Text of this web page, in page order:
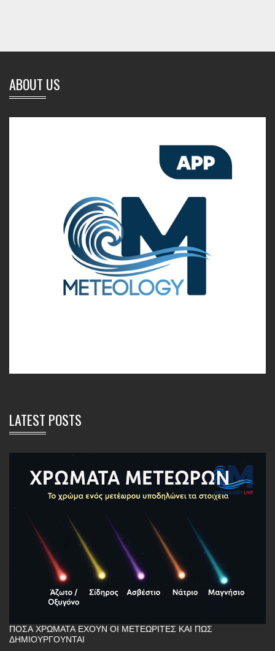
ABOUT US
LATEST POSTS
ΠΌΣΑ ΧΡΏΜΑΤΑ ΈΧΟΥΝ ΟΙ ΜΕΤΕΩΡΊΤΕΣ ΚΑΙ ΠΏΣ
ΔΗΜΙΟΥΡΓΟΎΝΤΑΙ